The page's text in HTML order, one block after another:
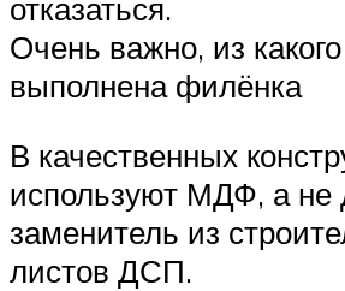
отказаться.
Очень важно, из
выполнена филёнка
В качественных
используют МДФ, а
заменитель из
листов ДСП.